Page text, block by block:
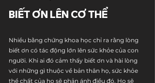
BIẾT ƠN LÊN CƠ THỂ
Nhiều bằng chứng khoa học chỉ ra rằng lòng
biết ơn có tác động lớn lên sức khỏe của con
người. Khi ai đó cảm thấy biết ơn và hài lòng
với những gì thuộc về bản thân họ, sức khỏe
thể chất của họ sẽ phản ánh điều đó. Họ sẽ